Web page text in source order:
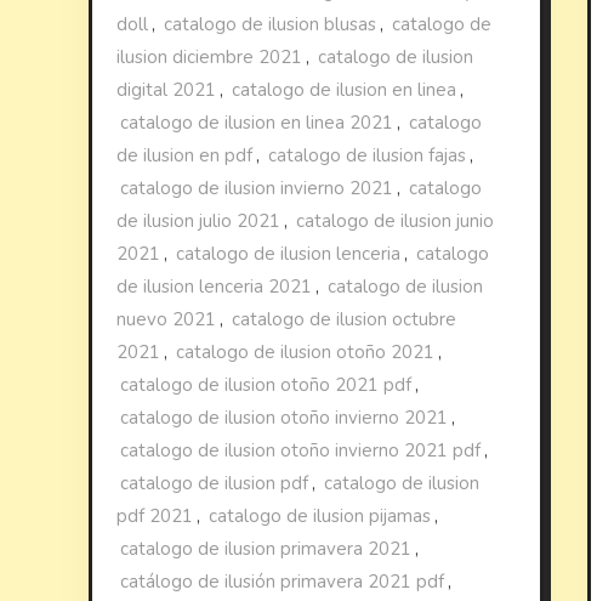
doll , catalogo de ilusion blusas , catalogo de
ilusion diciembre 2021 , catalogo de ilusion
digital 2021 , catalogo de ilusion en linea ,
catalogo de ilusion en linea 2021 , catalogo
de ilusion en pdf, catalogo de ilusion fajas ,
catalogo de ilusion invierno 2021 , catalogo
de ilusion julio 2021 , catalogo de ilusion junio
2021 , catalogo de ilusion lenceria , catalogo
de ilusion lenceria 2021 , catalogo de ilusion
nuevo 2021 , catalogo de ilusion octubre
2021 , catalogo de ilusion otoño 2021 ,
catalogo de ilusion otoño 2021 pdf,
catalogo de ilusion otoño invierno 2021 ,
catalogo de ilusion otoño invierno 2021 pdf,
catalogo de ilusion pdf, catalogo de ilusion
pdf 2021 , catalogo de ilusion pijamas ,
catalogo de ilusion primavera 2021 ,
catálogo de ilusión primavera 2021 pdf,